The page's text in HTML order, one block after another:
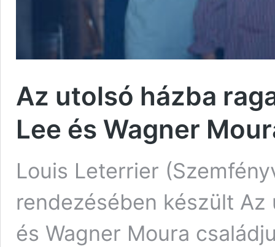
Az utolsó házba
Lee és Wagner
Louis Leterrier
rendezésében készült
és Wagner Moura